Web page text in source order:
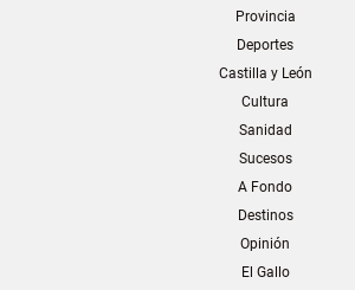
Provincia
Deportes
Castilla y León
Cultura
Sanidad
Sucesos
A Fondo
Destinos
Opinión
El Gallo